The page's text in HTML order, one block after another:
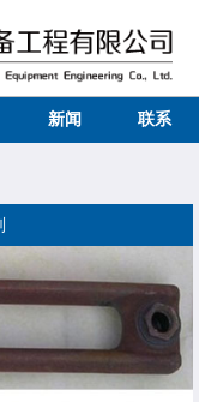
新闻 联系